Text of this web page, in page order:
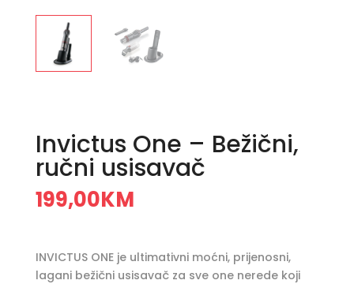
Invictus One – Bežični,
ručni usisavač
199,00KM
INVICTUS ONE je ultimativni moćni, prijenosni,
lagani bežični usisavač za sve one nerede koji